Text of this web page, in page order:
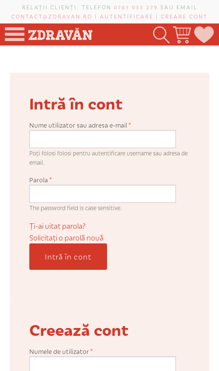
Mergi la conţinutul principal
RELAȚII CLIENȚI: TELEFON 0761 033 279 SAU EMAIL
CONTACT@ZDRAVAN.RO | AUTENTIFICARE | CREARE CONT
VIȚĂ-DE-VIE
Intră în cont
Nume utilizator sau adresa e-mail *
Poți folosi folosi pentru autentificare username sau adresa de
email.
Parola *
The password field is case sensitive.
Ți-ai uitat parola?
Solicitaţi o parolă nouă
Intră în cont
Creează cont
Numele de utilizator*